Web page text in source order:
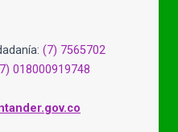
(7) 7565702
018000919748